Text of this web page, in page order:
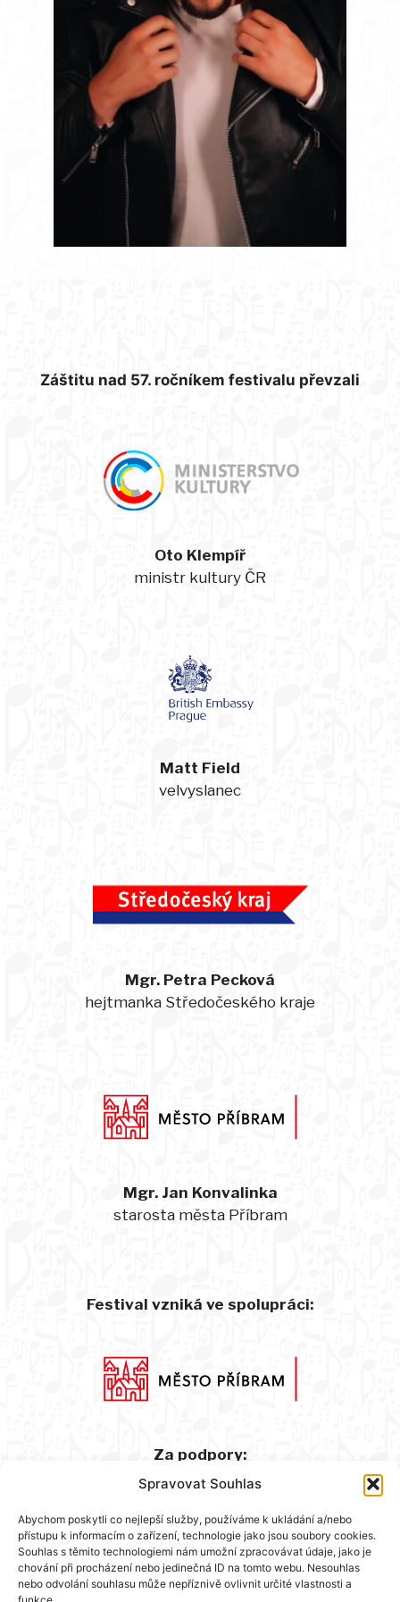
Spravovat Souhlas
Abychom poskytli co nejlepší služby, používáme k ukládání a/nebo
přístupu k informacím o zařízení, technologie jako jsou soubory cookies.
Souhlas s těmito technologiemi nám umožní zpracovávat údaje, jako je
chování při procházení nebo jedinečná ID na tomto webu. Nesouhlas
nebo odvolání souhlasu může nepříznivě ovlivnit určité vlastnosti a
Záštitu nad 57. ročníkem festivalu převzali
Oto Klempíř
ministr kultury ČR
Matt Field
velvyslanec
Mgr. Petra Pecková
hejtmanka Středočeského kraje
Mgr. Jan Konvalinka
starosta města Příbram
Festival vzniká ve spolupráci:
Za podpory: